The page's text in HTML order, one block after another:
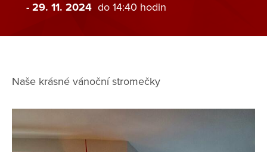
- 29. 11. 2024 do 14:40 hodin
Naše krásné vánoční stromečky